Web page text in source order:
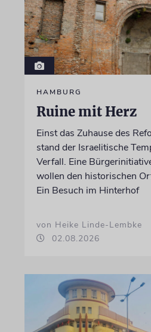
HAMBURG
Ruine mit Herz
Einst das Zuhause des
stand der Israelitische
Verfall. Eine
wollen den historischen
Ein Besuch im Hinterhof
von Heike Linde-Lembke
02.08.2026